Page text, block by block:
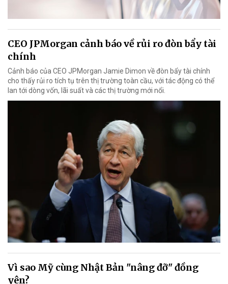
CEO JPMorgan cảnh báo về rủi ro đòn bẩy tài
chính
Cảnh báo của CEO JPMorgan Jamie Dimon về đòn bẩy tài chính
cho thấy rủi ro tích tụ trên thị trường toàn cầu, với tác động có thể
lan tới dòng vốn, lãi suất và các thị trường mới nổi.
Vì sao Mỹ cùng Nhật Bản "nâng đỡ" đồng
yên?